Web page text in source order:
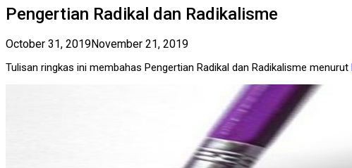
Pengertian Radikal dan Radikalisme
October 31, 2019November 21, 2019
Tulisan ringkas ini membahas Pengertian Radikal dan Radikalisme menurut